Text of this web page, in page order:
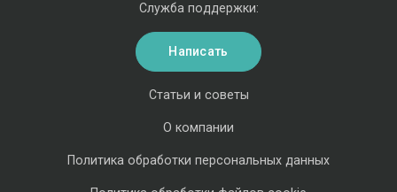
Статьи и советы
О компании
Политика обработки персональных данных
Служба поддержки:
Написать